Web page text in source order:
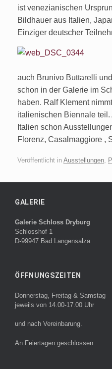
ist venezianischen
Bildhauer aus Italien,
Einziger deutscher
auch Brunivo Buttarelli
schon in der Galerie im
haben. Ralf Klement
italienischen Biennale teil.
Italien schon
Florenz, Casalmaggiore ,
Veröffentlicht in Ausstellungen
GALERIE
Galerie Schloss Dryburg
Schlosshof 1
D-99947 Bad Langensalza
ÖFFNUNGSZEITEN
Donnerstag, Freitag & Samstag
jeweils von 14.00-17.00 Uhr
und nach Vereinbarung.
An Feiertagen geschlossen